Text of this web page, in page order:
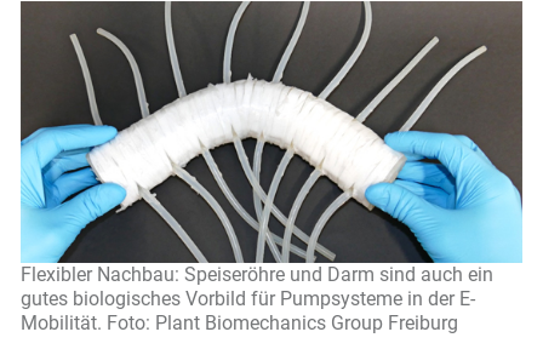
Flexibler Nachbau: Speiseröhre und Darm sind auch ein
gutes biologisches Vorbild für Pumpsysteme in der E-
Mobilität. Foto: Plant Biomechanics Group Freiburg